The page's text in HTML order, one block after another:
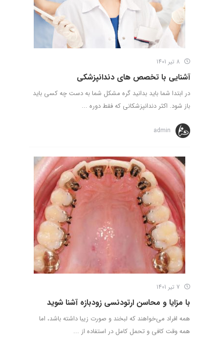
آشنایی با تخصص های دندانپزشکی
در ابتدا شما باید بدانید گره مشکل شما به دست چه کسی باید
باز شود. اکثر دندانپزشکانی که فقط دوره ...
admin
با مزایا و محاسن ارتودنسی زودبازه آشنا شوید
همه افراد می‌خواهند که لبخند و صورت زیبا داشته باشد، اما
همه وقت کافی و تحمل کامل در استفاده از ...